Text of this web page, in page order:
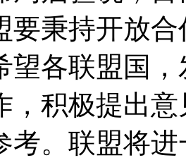
要秉持开放
望各联盟国
，积极提出
考。联盟将